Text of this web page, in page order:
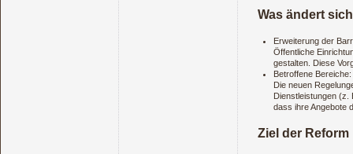
Was ändert
Erweiterung der
Öffentliche
gestalten. Diese
Betroffene Bereiche:
Die neuen
Dienstleistungen (z.
dass ihre Angebote
Ziel der Reform